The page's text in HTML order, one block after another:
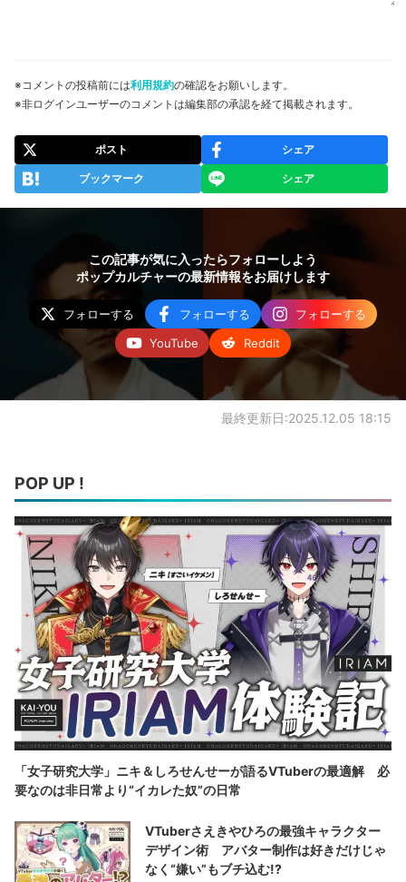
※コメントの投稿前には利用規約の確認をお願いします。
※非ログインユーザーのコメントは編集部の承認を経て掲載されます。
ポスト シェア
ブックマーク シェア
この記事が気に入ったらフォローしよう
ポップカルチャーの最新情報をお届けします
フォローする フォローする
フォローする
YouTube
Reddit
最終更新日:2025.12.05 18:15
POP UP !
「女子研究大学」ニキ＆しろせんせーが語るVTuberの最適解 必
要なのは非日常より“イカレた奴”の日常
VTuberさえきやひろの最強キャラクター
デザイン術 アバター制作は好きだけじゃ
なく“嫌い”もブチ込む!?